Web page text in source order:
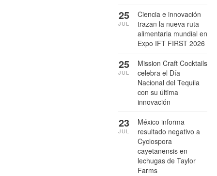
Ciencia e innovación
trazan la nueva ruta
alimentaria mundial en
Expo IFT FIRST 2026
25
JUL
Mission Craft Cocktails
celebra el Día
Nacional del Tequila
con su última
innovación
25
JUL
México informa
resultado negativo a
Cyclospora
cayetanensis en
lechugas de Taylor
Farms
23
JUL